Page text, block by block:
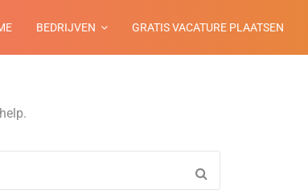
BEDRIJVEN GRATIS VACATURE PLAATSEN